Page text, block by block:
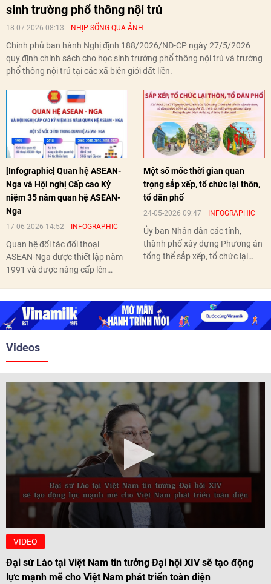
sinh trường phổ thông nội trú
18-07-2026 08:13 NHỊP SỐNG QUA ẢNH
Chính phủ ban hành Nghị định 188/2026/NĐ-CP ngày 27/5/2026
quy định chính sách cho học sinh trường phổ thông nội trú và trường
phổ thông nội trú tại các xã biên giới đất liền.
[Infographic] Quan hệ ASEAN-
Nga và Hội nghị Cấp cao Kỷ
niệm 35 năm quan hệ ASEAN-
Nga
17-06-2026 14:52 INFOGRAPHIC
Quan hệ đối tác đối thoại
ASEAN-Nga được thiết lập năm
1991 và được nâng cấp lên
nghị Cấp cao vào các năm 2005,
2010, 2016, 2018, 2021.
Một số mốc thời gian quan
trọng sắp xếp, tổ chức lại thôn,
tổ dân phố
24-05-2026 09:47 INFOGRAPHIC
Ủy ban Nhân dân các tỉnh,
thành phố xây dựng Phương án
tổng thể sắp xếp, tổ chức lại
Videos
VIDEO
Đại sứ Lào tại Việt Nam tin tưởng Đại hội XIV sẽ tạo động
lực mạnh mẽ cho Việt Nam phát triển toàn diện